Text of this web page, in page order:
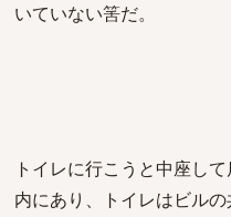
いていない筈だ。
トイレに行こうと中座し
内にあり、トイレはビルの